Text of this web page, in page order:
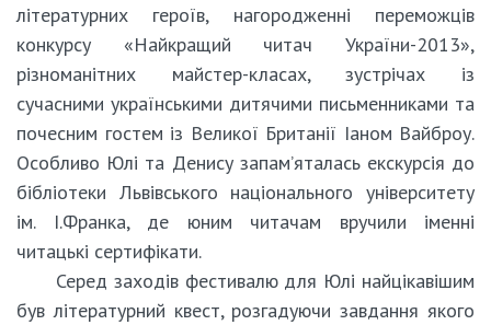
літературних героїв, нагородженні переможців
конкурсу «Найкращий читач України-2013»,
різноманітних майстер-класах, зустрічах із
сучасними українськими дитячими письменниками та
почесним гостем із Великої Британії Іаном Вайброу.
Особливо Юлі та Денису запам’яталась екскурсія до
бібліотеки Львівського національного університету
ім. І.Франка, де юним читачам вручили іменні
читацькі сертифікати.
Серед заходів фестивалю для Юлі найцікавішим
був літературний квест, розгадуючи завдання якого